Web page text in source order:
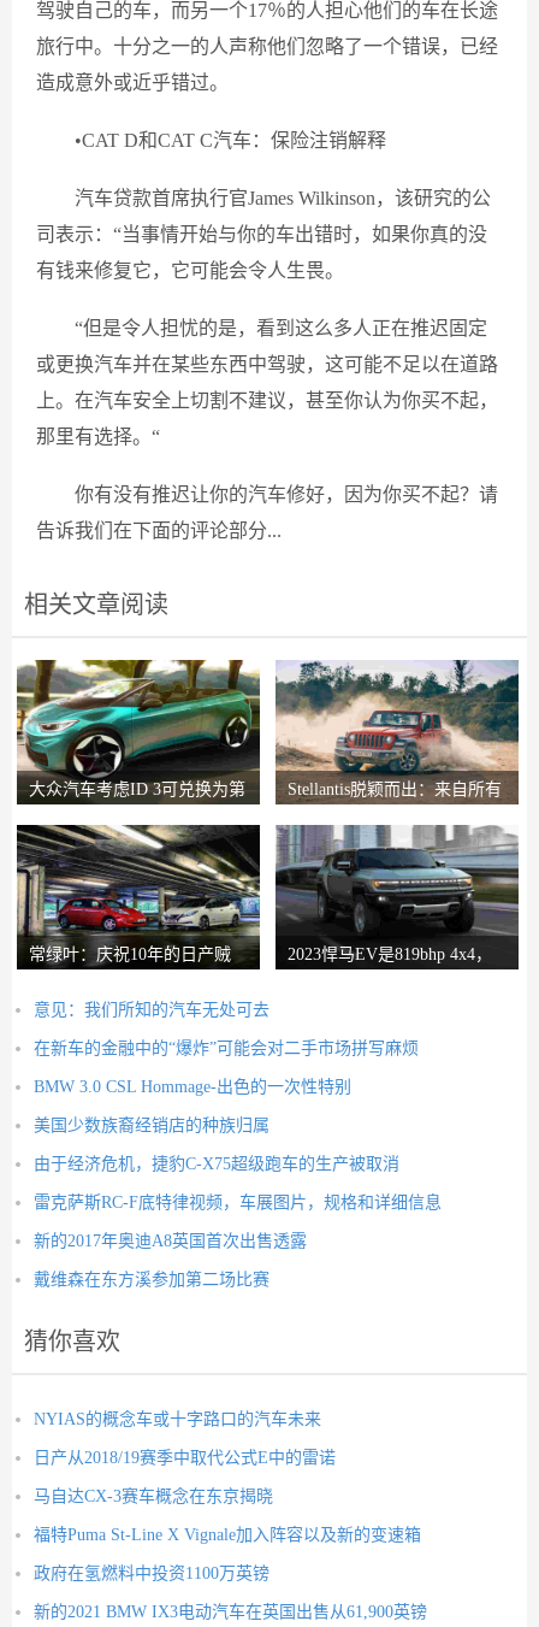
驾驶自己的车，而另一个17％的人担心他们的车在长途
旅行中。十分之一的人声称他们忽略了一个错误，已经
造成意外或近乎错过。
•CAT D和CAT C汽车：保险注销解释
汽车贷款首席执行官James Wilkinson，该研究的公
司表示：“当事情开始与你的车出错时，如果你真的没
有钱来修复它，它可能会令人生畏。
“但是令人担忧的是，看到这么多人正在推迟固定
或更换汽车并在某些东西中驾驶，这可能不足以在道路
上。在汽车安全上切割不建议，甚至你认为你买不起，
那里有选择。“
你有没有推迟让你的汽车修好，因为你买不起？请
告诉我们在下面的评论部分...
相关文章阅读
大众汽车考虑ID 3可兑换为第
Stellantis脱颖而出：来自所有
常绿叶：庆祝10年的日产贼
2023悍马EV是819bhp 4x4，
意见：我们所知的汽车无处可去
在新车的金融中的“爆炸”可能会对二手市场拼写麻烦
BMW 3.0 CSL Hommage-出色的一次性特别
美国少数族裔经销店的种族归属
由于经济危机，捷豹C-X75超级跑车的生产被取消
雷克萨斯RC-F底特律视频，车展图片，规格和详细信息
新的2017年奥迪A8英国首次出售透露
戴维森在东方溪参加第二场比赛
猜你喜欢
NYIAS的概念车或十字路口的汽车未来
日产从2018/19赛季中取代公式E中的雷诺
马自达CX-3赛车概念在东京揭晓
福特Puma St-Line X Vignale加入阵容以及新的变速箱
政府在氢燃料中投资1100万英镑
新的2021 BMW IX3电动汽车在英国出售从61,900英镑